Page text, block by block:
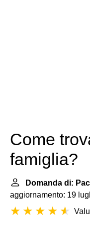
Come
famiglia?
Domanda di:
aggiornamento: 19